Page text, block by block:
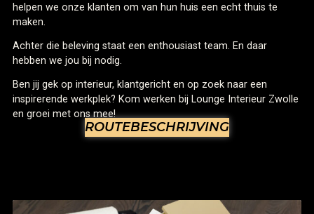
beleving. Met een verrassende collectie en persoonlijk
helpen we onze klanten om van hun huis een echt thuis te
maken.
Achter die beleving staat een enthousiast team. En daar
hebben we jou bij nodig.
Ben jij gek op interieur, klantgericht en op zoek naar een
inspirerende werkplek? Kom werken bij Lounge Interieur
en groei met ons mee!